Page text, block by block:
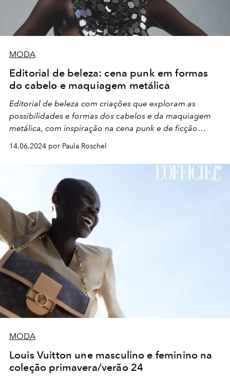
MODA
Editorial de beleza: cena punk em formas
do cabelo e maquiagem metálica
Editorial de beleza com criações que exploram as
possibilidades e formas dos cabelos e da maquiagem
metálica, com inspiração na cena punk e de ficção
14.06.2024 por Paula Roschel
MODA
Louis Vuitton une masculino e feminino na
coleção primavera/verão 24